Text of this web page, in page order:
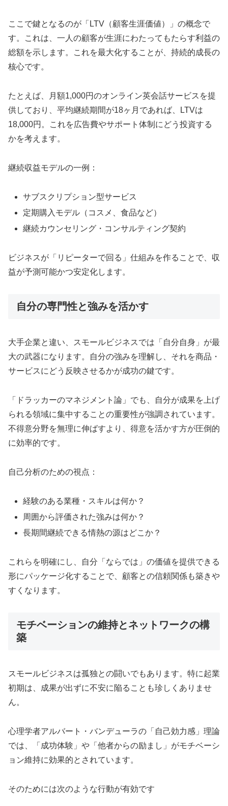
ここで鍵となるのが「LTV（顧客生涯価値）」の概念で
す。これは、一人の顧客が生涯にわたってもたらす利益の
総額を示します。これを最大化することが、持続的成長の
核心です。
たとえば、月額1,000円のオンライン英会話サービスを提
供しており、平均継続期間が18ヶ月であれば、LTVは
18,000円。これを広告費やサポート体制にどう投資する
かを考えます。
継続収益モデルの一例：
サブスクリプション型サービス
定期購入モデル（コスメ、食品など）
継続カウンセリング・コンサルティング契約
ビジネスが「リピーターで回る」仕組みを作ることで、収
益が予測可能かつ安定化します。
自分の専門性と強みを活かす
大手企業と違い、スモールビジネスでは「自分自身」が最
大の武器になります。自分の強みを理解し、それを商品・
サービスにどう反映させるかが成功の鍵です。
「ドラッカーのマネジメント論」でも、自分が成果を上げ
られる領域に集中することの重要性が強調されています。
不得意分野を無理に伸ばすより、得意を活かす方が圧倒的
に効率的です。
自己分析のための視点：
経験のある業種・スキルは何か？
周囲から評価された強みは何か？
長期間継続できる情熱の源はどこか？
これらを明確にし、自分「ならでは」の価値を提供できる
形にパッケージ化することで、顧客との信頼関係も築きや
すくなります。
モチベーションの維持とネットワークの構
築
スモールビジネスは孤独との闘いでもあります。特に起業
初期は、成果が出ずに不安に陥ることも珍しくありませ
ん。
心理学者アルバート・バンデューラの「自己効力感」理論
では、「成功体験」や「他者からの励まし」がモチベーシ
ョン維持に効果的とされています。
そのためには次のような行動が有効です